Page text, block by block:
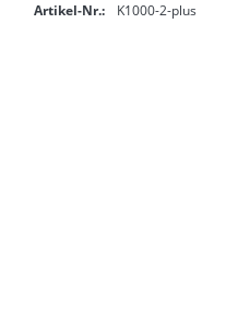
Artikel-Nr.: K1000-2-plus